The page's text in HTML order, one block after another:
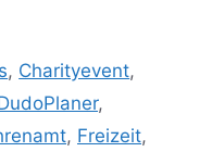
, Charityevent,
,
, Freizeit,